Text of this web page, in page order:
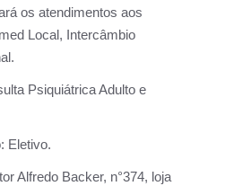
os atendimentos aos
Local, Intercâmbio
Psiquiátrica Adulto e
Eletivo.
Alfredo Backer, n°374, loja